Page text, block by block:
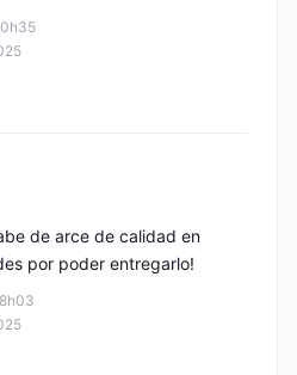
de arce de calidad en
por poder entregarlo!